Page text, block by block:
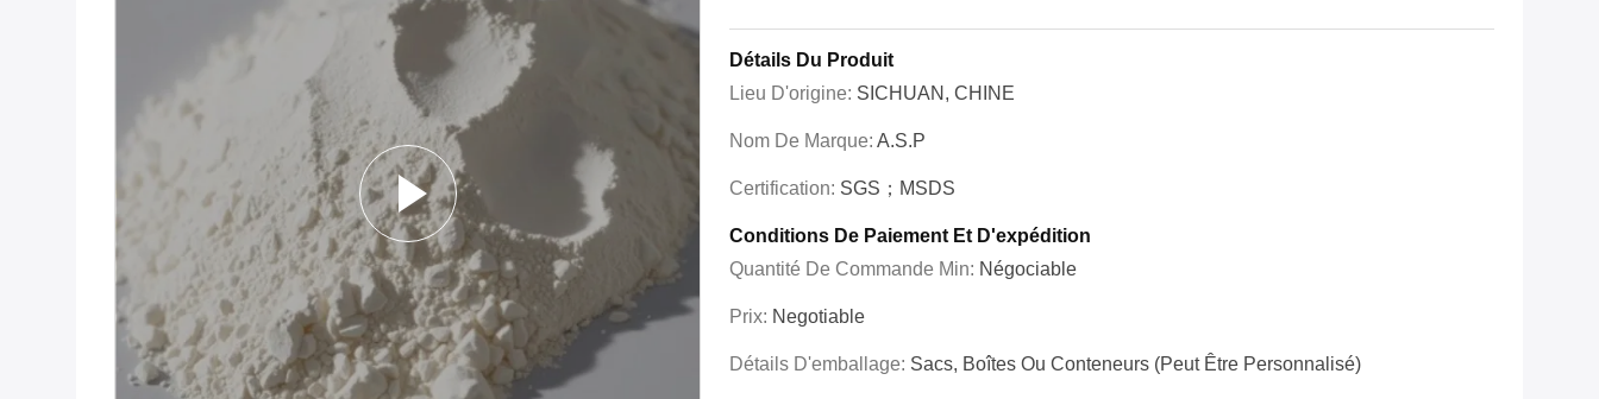
Détails Du Produit
Lieu D'origine: SICHUAN, CHINE
Nom De Marque: A.S.P
Certification: SGS；MSDS
Conditions De Paiement Et D'expédition
Quantité De Commande Min: Négociable
Prix: Negotiable
Détails D'emballage: Sacs, Boîtes Ou Conteneurs (peut Être Personnalisé)